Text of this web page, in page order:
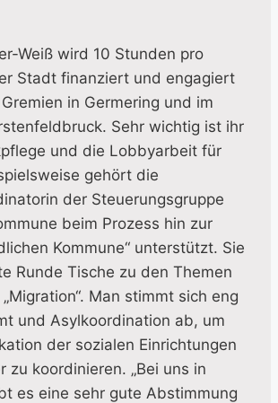
Weiß wird 10 Stunden pro
Stadt finanziert und engagiert
in Germering und im
Sehr wichtig ist ihr
und die Lobbyarbeit für
gehört die
der Steuerungsgruppe
beim Prozess hin zur
Kommune“ unterstützt. Sie
Runde Tische zu den Themen
„Migration“. Man stimmt sich eng
und Asylkoordination ab, um
der sozialen Einrichtungen
zu koordinieren. „Bei uns in
es eine sehr gute Abstimmung